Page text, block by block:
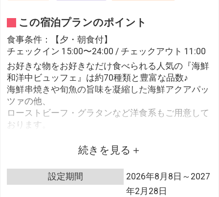
この宿泊プランのポイント
食事条件：【夕・朝食付】
チェックイン 15:00〜24:00 / チェックアウト 11:00
お好きな物をお好きなだけ食べられる人気の『海鮮
和洋中ビュッフェ』は約70種類と豊富な品数♪
海鮮串焼きや旬魚の旨味を凝縮した海鮮アクアパッ
ツァの他、
ローストビーフ・グラタンなど洋食系もご用意して
おります。
◆夕食：東伊豆の魅力を詰め込んだ海鮮和洋中ビュ
ッフェ
続きを見る
設定期間
2026年8月8日～2027
年2月28日